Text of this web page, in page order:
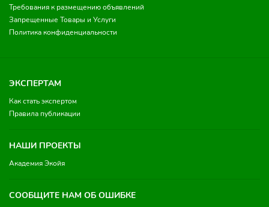
Требования к размещению объявлений
Запрещенные Товары и Услуги
Политика конфиденциальности
ЭКСПЕРТАМ
Как стать экспертом
Правила публикации
НАШИ ПРОЕКТЫ
Академия Экойя
СООБЩИТЕ НАМ ОБ ОШИБКЕ